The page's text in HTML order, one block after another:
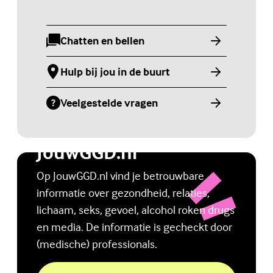
Chatten en bellen
(Externe link)
Hulp bij jou in de buurt
(Externe link)
Veelgestelde vragen
(Externe link)
Jongerenwebsite
JouwGGD.nl
Op JouwGGD.nl vind je betrouwbare
informatie over gezondheid, relaties,
lichaam, seks, gevoel, alcohol roken drugs
en media. De informatie is gecheckt door
(medische) professionals.